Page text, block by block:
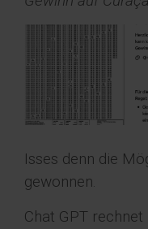
Isses denn die
gewonnen.
Chat GPT